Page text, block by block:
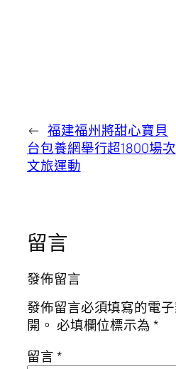
← 福建福州將甜心寶貝
台包養網舉行超1800場次
文旅運動
留言
發佈留言
發佈留言必須填寫的電
開。 必填欄位標示為*
留言*